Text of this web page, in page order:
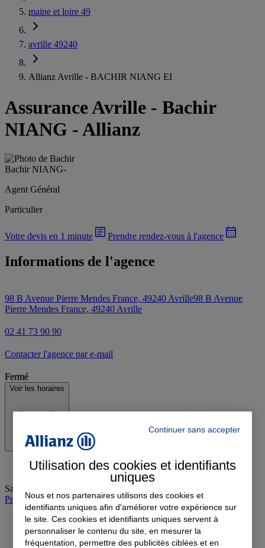
maine et loire 49
avrille 49240
Allianz Avrille - BACHIR NIANG EI
Assurance Avrille - Bachir
NIANG - Allianz
Bachir NIANG-
Agent Général
Particulier
Votre devis en 1 minute Prendre rendez-vous à l'agence
Informations de l'agence
98 B Avenue Pierre Mendes France, 49240 Avrille98 B Avenue
Pierre Mendes France, 49240 Avrille
02 41 73 90 90
Contacter l'agence par e-mail
Fermé
Voir les horaires
Samedi
Prendre rendez-vous à l'agence
Continuer sans accepter
Utilisation des cookies et identifiants
uniques
Nous et nos partenaires utilisons des cookies et
identifiants uniques afin d'améliorer votre expérience sur
le site. Ces cookies et identifiants uniques servent à
personnaliser le contenu du site, en mesurer la
fréquentation, permettre des publicités ciblées et en